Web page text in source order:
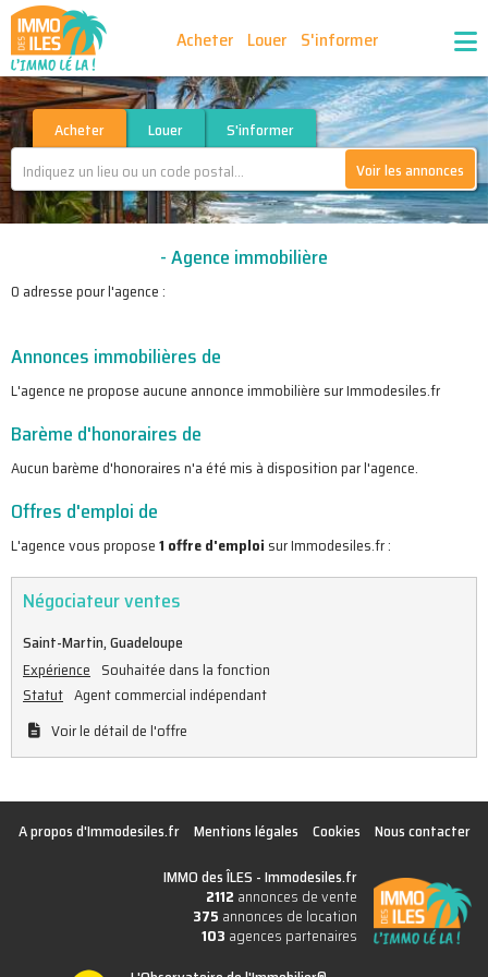
Acheter Louer S'informer
Publiez vos annonces Nos agences partenaires
Nos outils Ma sélection d'annonces
Recrutement Partenaires
Acheter Louer
S'informer
Voir les annonces
- Agence immobilière
0 adresse pour l'agence :
Annonces immobilières de
L'agence ne propose aucune annonce immobilière sur Immodesiles.fr
Barème d'honoraires de
Aucun barème d'honoraires n'a été mis à disposition par l'agence.
Offres d'emploi de
L'agence vous propose1 offre d'emploi sur Immodesiles.fr :
Négociateur ventes
Saint-Martin, Guadeloupe
Expérience Souhaitée dans la fonction
Statut Agent commercial indépendant
Voir le détail de l'offre
A propos d'Immodesiles.fr Mentions légales Cookies
Nous contacter
IMMO des ÎLES -Immodesiles.fr
2112 annonces de vente
375 annonces de location
103 agences partenaires